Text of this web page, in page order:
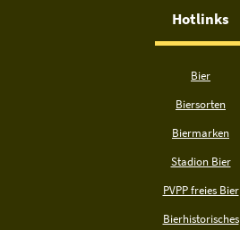
Hotlinks
Bier
Biersorten
Biermarken
Stadion Bier
PVPP freies Bier
Bierhistorisches